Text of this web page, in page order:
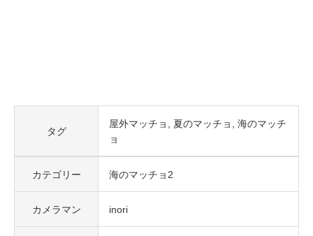
タグ
屋外マッチョ 夏のマッチョ
海のマッチ
ョ
カテゴリー 海のマッチョ2
カメラマン inori